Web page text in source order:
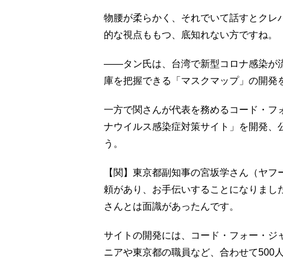
物腰が柔らかく、それでいて話すとク
的な視点ももつ、底知れない方ですね。
――タン氏は、台湾で新型コロナ感染が
庫を把握できる「マスクマップ」の開発
一方で関さんが代表を務めるコード・フ
ナウイルス感染症対策サイト」を開発、
う。
【関】東京都副知事の宮坂学さん（ヤ
頼があり、お手伝いすることになりま
さんとは面識があったんです。
サイトの開発には、コード・フォー・
ニアや東京都の職員など、合わせて500